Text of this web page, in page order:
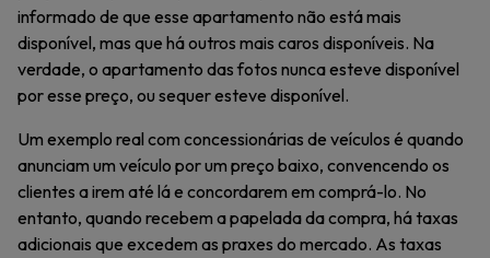
informado de que esse apartamento não está mais
disponível, mas que há outros mais caros disponíveis. Na
verdade, o apartamento das fotos nunca esteve disponível
por esse preço, ou sequer esteve disponível.
Um exemplo real com concessionárias de veículos é quando
anunciam um veículo por um preço baixo, convencendo os
clientes a irem até lá e concordarem em comprá-lo. No
entanto, quando recebem a papelada da compra, há taxas
adicionais que excedem as praxes do mercado. As taxas